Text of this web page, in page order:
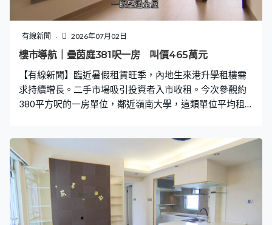
有線新聞 2026年07月02日
樓市導航｜疊茵庭381呎一房 叫價465萬元
【有線新聞】臨近暑假租賃旺季，內地生來港升學租樓需
求持續增長。二手市場吸引投資者入市收租。今次參觀約
380平方呎的一房單位，鄰近嶺南大學，這類單位平均租